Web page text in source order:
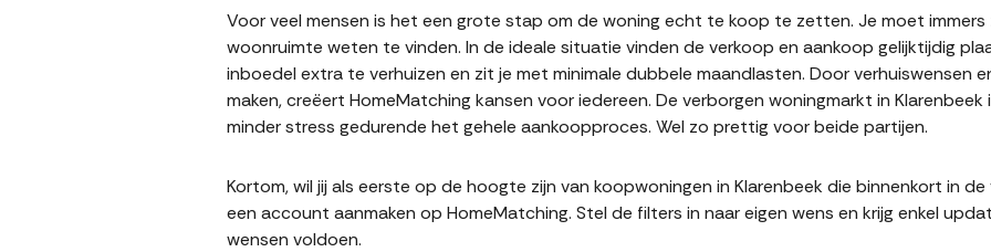
Voor veel mensen is het een grote stap om de woning echt te koop te zetten. Je moet
woonruimte weten te vinden. In de ideale situatie vinden de verkoop en aankoop gelijktijdig
inboedel extra te verhuizen en zit je met minimale dubbele maandlasten. Door verhuiswensen
maken, creëert HomeMatching kansen voor iedereen. De verborgen woningmarkt in
minder stress gedurende het gehele aankoopproces. Wel zo prettig voor beide partijen.
Kortom, wil jij als eerste op de hoogte zijn van koopwoningen in Klarenbeek die binnenkort in
een account aanmaken op HomeMatching. Stel de filters in naar eigen wens en krijg enkel
wensen voldoen.